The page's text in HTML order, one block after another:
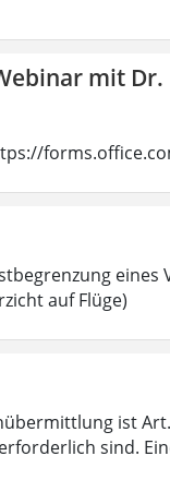
mit Dr.
eines
auf Flüge)
ist Art.
sind.